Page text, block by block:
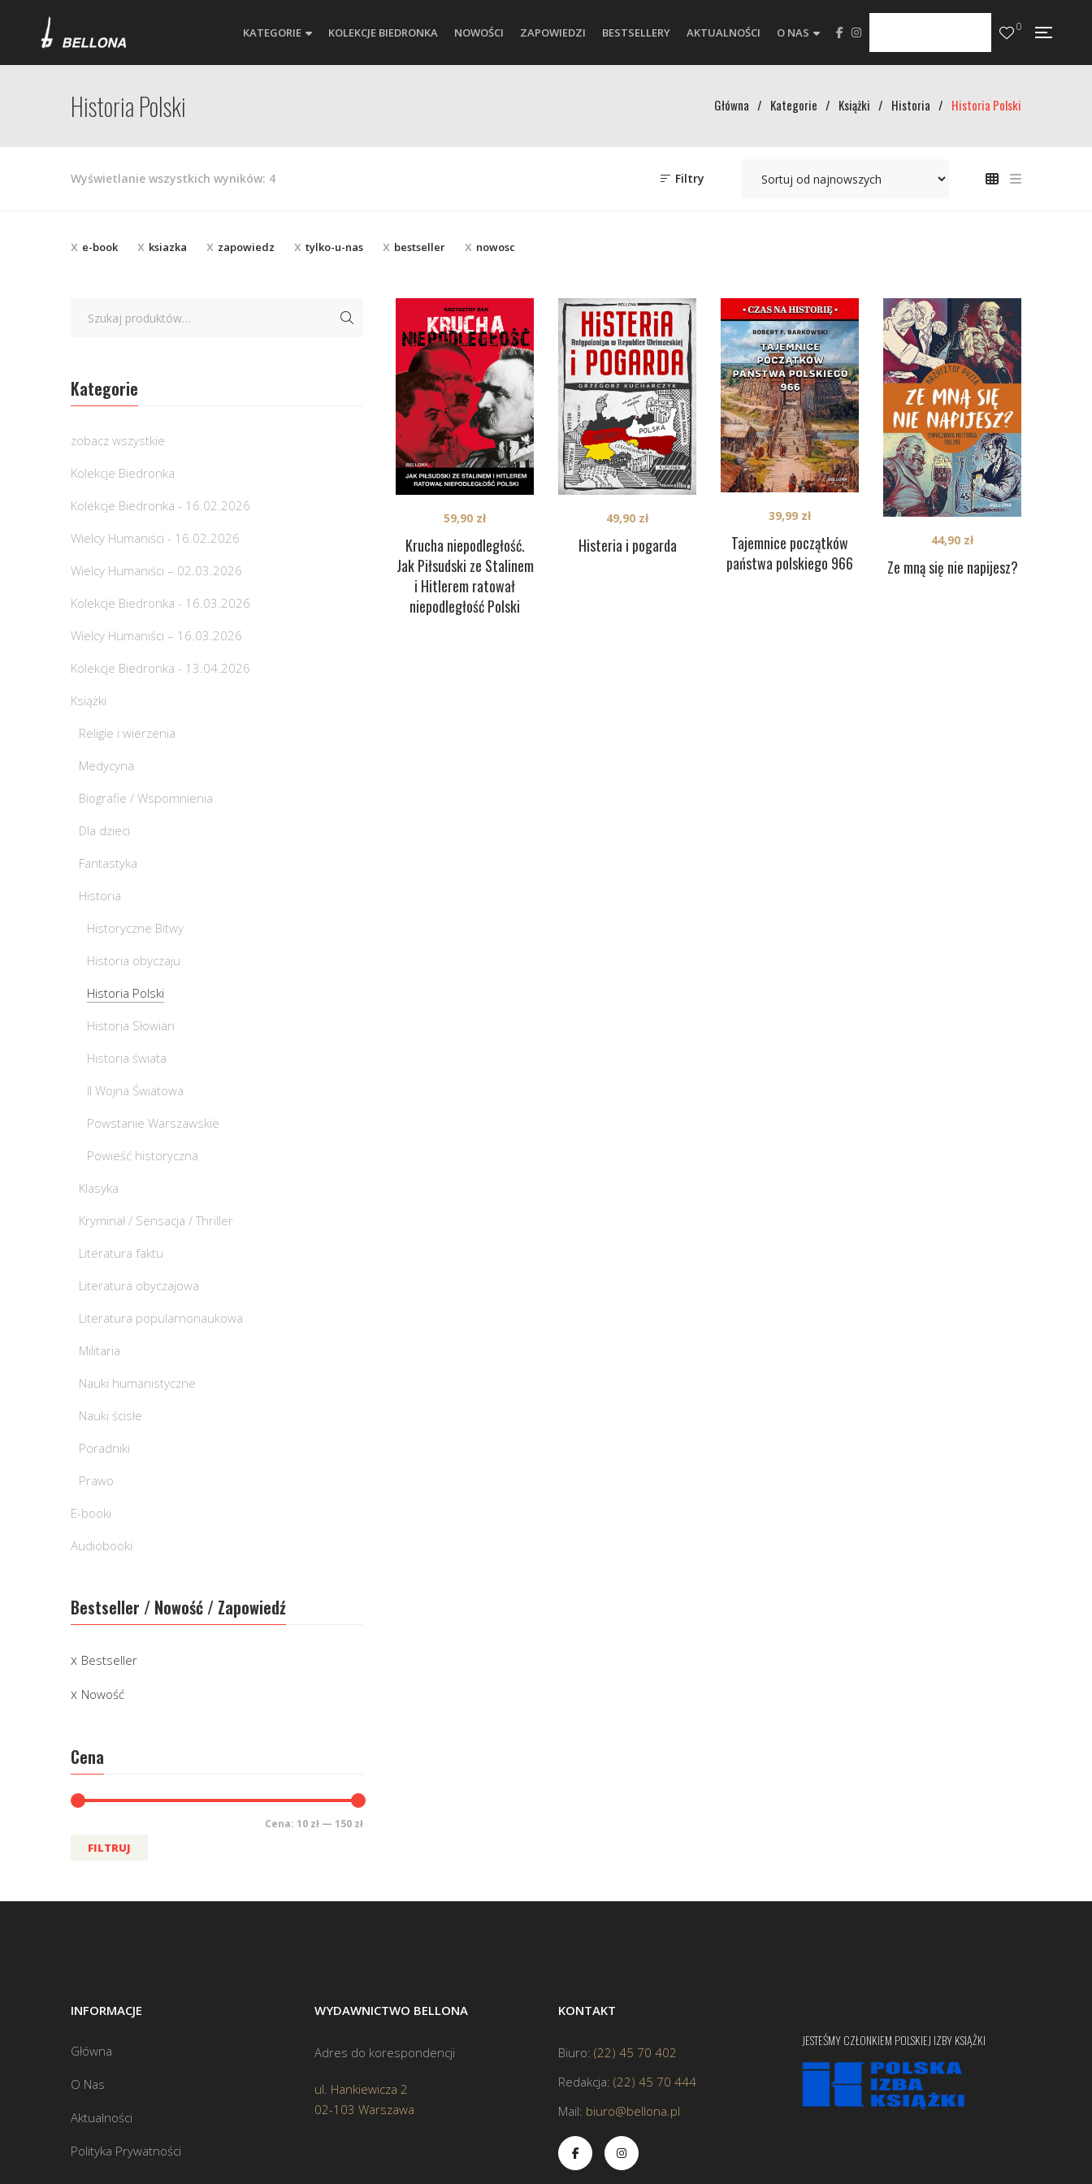
KATEGORIE KOLEKCJE BIEDRONKA NOWOŚCI ZAPOWIEDZI BESTSELLERY AKTUALNOŚCI O NAS 0
Historia Polski Główna / Kategorie / Książki / Historia / Historia Polski
Wyświetlanie wszystkich wyników: 4Posortowane
Filtry
e-book ksiazka zapowiedz tylko-u-nas bestseller nowosc
Krucha niepodległość.
Jak Piłsudski ze Stalinem
i Hitlerem ratował
niepodległość Polski
59,90 zł
Histeria i pogarda
49,90 zł
Tajemnice początków
państwa polskiego 966
39,99 zł
Ze mną się nie napijesz?
44,90 zł
Kategorie
zobacz wszystkie
Kolekcje Biedronka
Kolekcje Biedronka - 16.02.2026
Wielcy Humaniści - 16.02.2026
Wielcy Humaniści – 02.03.2026
Kolekcje Biedronka - 16.03.2026
Wielcy Humaniści – 16.03.2026
Kolekcje Biedronka - 13.04.2026
Książki
Religie i wierzenia
Medycyna
Biografie / Wspomnienia
Dla dzieci
Fantastyka
Historia
Historyczne Bitwy
Historia obyczaju
Historia Polski
Historia Słowian
Historia świata
II Wojna Światowa
Powstanie Warszawskie
Powieść historyczna
Klasyka
Kryminał / Sensacja / Thriller
Literatura faktu
Literatura obyczajowa
Literatura popularnonaukowa
Militaria
Nauki humanistyczne
Nauki ścisłe
Poradniki
Prawo
E-booki
Audiobooki
Bestseller / Nowość / Zapowiedź
Bestseller
Nowość
Cena
FILTRUJ
Cena: 10 zł — 150 zł
INFORMACJE
Główna
O Nas
Aktualności
Polityka Prywatności
WYDAWNICTWO BELLONA
Adres do korespondencji
ul. Hankiewicza 2
02-103 Warszawa
KONTAKT
Biuro: (22) 45 70 402
Redakcja: (22) 45 70 444
Mail: biuro@bellona.pl
JESTEŚMY CZŁONKIEM POLSKIEJ IZBY KSIĄŻKI